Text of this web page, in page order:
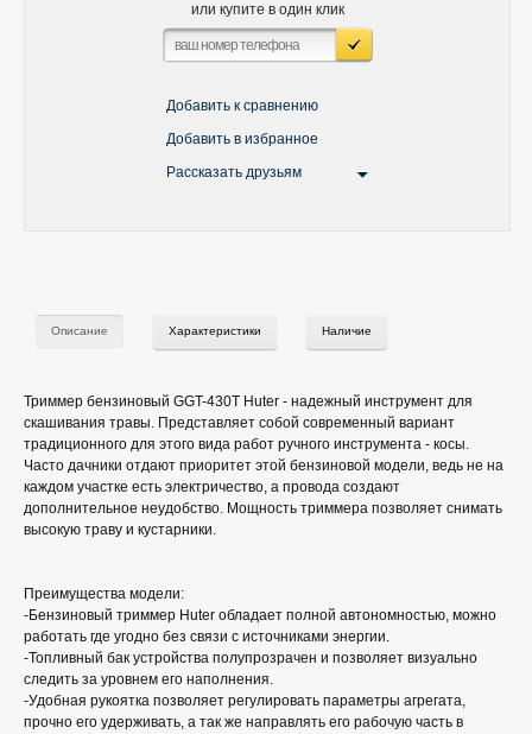
или купите в один клик
Добавить к сравнению
Добавить в избранное
Рассказать друзьям
Описание Характеристики Наличие
Триммер бензиновый GGT-430T Huter - надежный инструмент для
скашивания травы. Представляет собой современный вариант
традиционного для этого вида работ ручного инструмента - косы.
Часто дачники отдают приоритет этой бензиновой модели, ведь не на
каждом участке есть электричество, а провода создают
дополнительное неудобство. Мощность триммера позволяет снимать
высокую траву и кустарники.
Преимущества модели:
-Бензиновый триммер Huter обладает полной автономностью, можно
работать где угодно без связи с источниками энергии.
-Топливный бак устройства полупрозрачен и позволяет визуально
следить за уровнем его наполнения.
-Удобная рукоятка позволяет регулировать параметры агрегата,
прочно его удерживать, а так же направлять его рабочую часть в